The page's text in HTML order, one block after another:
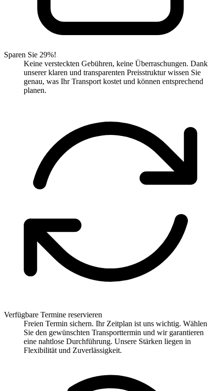
Sparen Sie 29%!
Keine versteckten Gebühren, keine Überraschungen. Dank
unserer klaren und transparenten Preisstruktur wissen Sie
genau, was Ihr Transport kostet und können entsprechend
planen.
Verfügbare Termine reservieren
Freien Termin sichern. Ihr Zeitplan ist uns wichtig. Wählen
Sie den gewünschten Transporttermin und wir garantieren
eine nahtlose Durchführung. Unsere Stärken liegen in
Flexibilität und Zuverlässigkeit.